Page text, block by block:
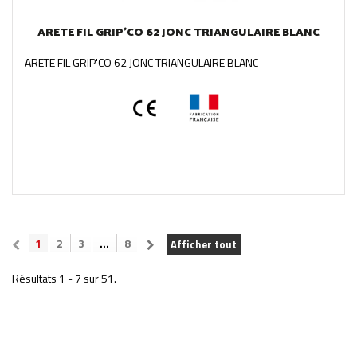
ARETE FIL GRIP'CO 62 JONC TRIANGULAIRE BLANC
ARETE FIL GRIP'CO 62 JONC TRIANGULAIRE BLANC
Afficher tout
1 2 3 ... 8
Résultats 1 - 7 sur 51.